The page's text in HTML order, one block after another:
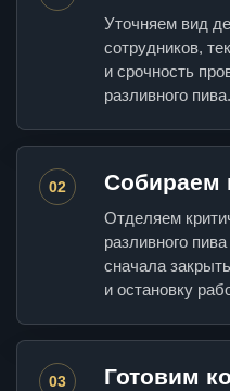
Уточняем вид
сотрудников,
и срочность
разливного пива.
02 Собираем
Отделяем
разливного
сначала
и остановку
03 Готовим